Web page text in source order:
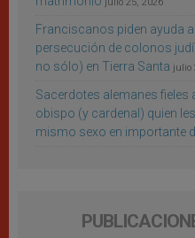
julio 25, 2026
Franciscanos piden ayuda
persecución de colonos
no sólo) en Tierra Santa julio
Sacerdotes alemanes
obispo (y cardenal) quien
mismo sexo en importante